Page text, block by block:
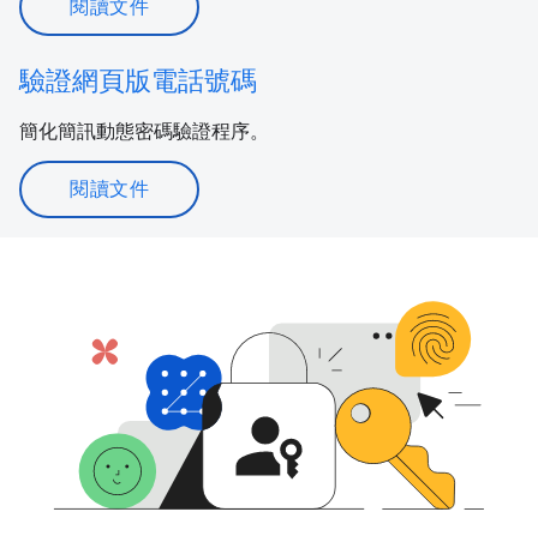
閱讀文件
驗證網頁版電話號碼
簡化簡訊動態密碼驗證程序。
閱讀文件